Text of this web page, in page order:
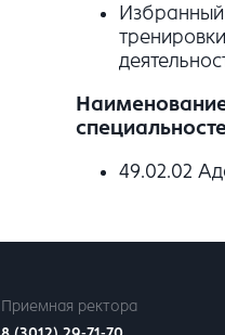
Избранный
49.02.02
Приемная ректора